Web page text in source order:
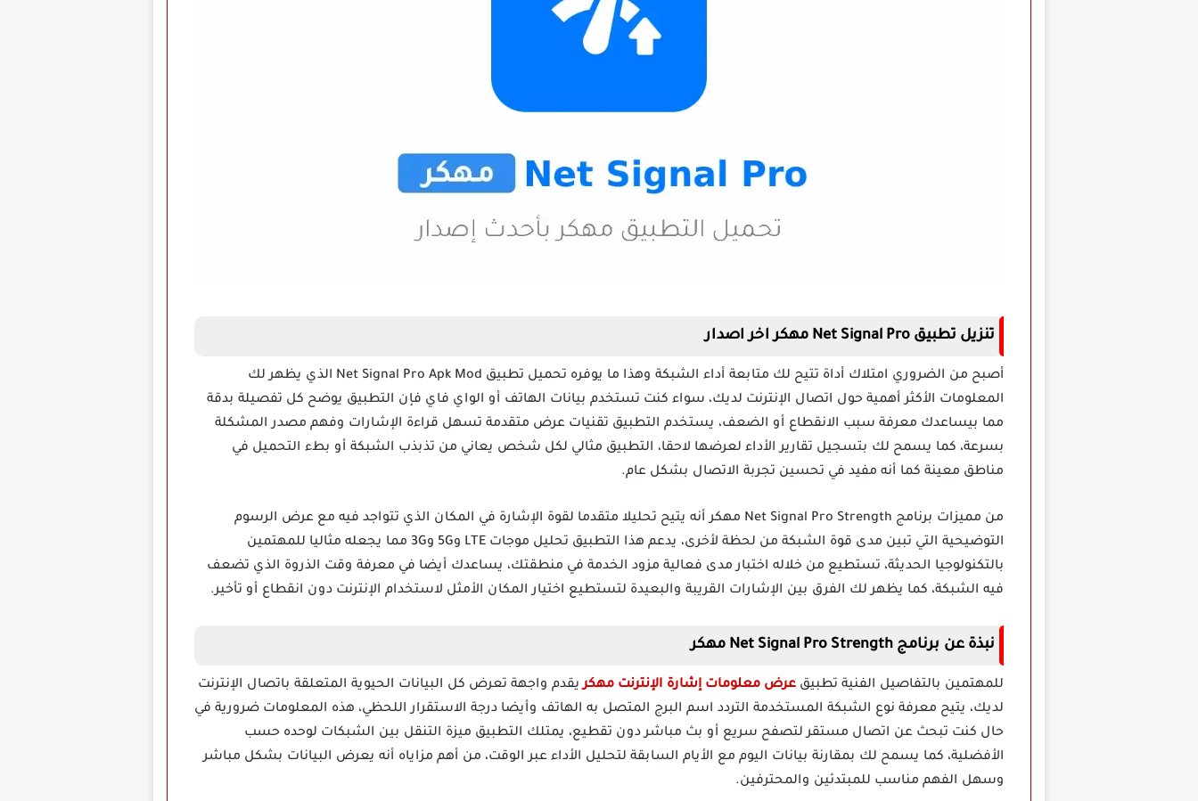
تنزيل تطبيق Net Signal Pro مهكر اخر اصدار
أصبح من الضروري امتلاك أداة تتيح لك متابعة أداء الشبكة وهذا ما يوفره تحميل تطبيق Net Signal Pro Apk Mod الذي يظهر لك
المعلومات الأكثر أهمية حول اتصال الإنترنت لديك، سواء كنت تستخدم بيانات الهاتف أو الواي فاي فإن التطبيق يوضح كل تفصيلة بدقة
مما بيساعدك معرفة سبب الانقطاع أو الضعف، يستخدم التطبيق تقنيات عرض متقدمة تسهل قراءة الإشارات وفهم مصدر المشكلة
بسرعة، كما يسمح لك بتسجيل تقارير الأداء لعرضها لاحقا، التطبيق مثالي لكل شخص يعاني من تذبذب الشبكة أو بطء التحميل في
مناطق معينة كما أنه مفيد في تحسين تجربة الاتصال بشكل عام.
من مميزات برنامج Net Signal Pro Strength مهكر أنه يتيح تحليلا متقدما لقوة الإشارة في المكان الذي تتواجد فيه مع عرض الرسوم
التوضيحية التي تبين مدى قوة الشبكة من لحظة لأخرى، يدعم هذا التطبيق تحليل موجات LTE و5G و3G مما يجعله مثاليا للمهتمين
بالتكنولوجيا الحديثة، تستطيع من خلاله اختبار مدى فعالية مزود الخدمة في منطقتك، يساعدك أيضا في معرفة وقت الذروة الذي تضعف
فيه الشبكة، كما يظهر لك الفرق بين الإشارات القريبة والبعيدة لتستطيع اختيار المكان الأمثل لاستخدام الإنترنت دون انقطاع أو تأخير.
نبذة عن برنامج Net Signal Pro Strength مهكر
للمهتمين بالتفاصيل الفنية تطبيق عرض معلومات إشارة الإنترنت مهكريقدم واجهة تعرض كل البيانات الحيوية المتعلقة باتصال الإنترنت
لديك، يتيح معرفة نوع الشبكة المستخدمة التردد اسم البرج المتصل به الهاتف وأيضا درجة الاستقرار اللحظي، هذه المعلومات ضرورية في
حال كنت تبحث عن اتصال مستقر لتصفح سريع أو بث مباشر دون تقطيع، يمتلك التطبيق ميزة التنقل بين الشبكات لوحده حسب
الأفضلية، كما يسمح لك بمقارنة بيانات اليوم مع الأيام السابقة لتحليل الأداء عبر الوقت، من أهم مزاياه أنه يعرض البيانات بشكل مباشر
وسهل الفهم مناسب للمبتدئين والمحترفين.